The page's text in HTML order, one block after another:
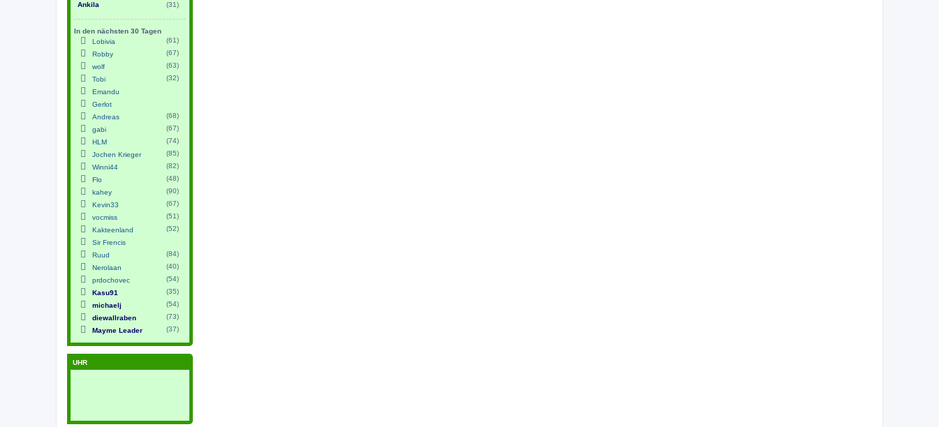
Ankila
(31)
In den nächsten 30 Tagen
Lobivia
(61)
Robby
(67)
wolf
(63)
Tobi
(32)
Emandu
Gerlot
Andreas
(68)
gabi
(67)
HLM
(74)
Jochen Krieger
(85)
Winni44
(82)
Flo
(48)
kahey
(90)
Kevin33
(67)
vocmiss
(51)
Kakteenland
(52)
Sir Frencis
Ruud
(84)
Nerolaan
(40)
prdochovec
(54)
Kasu91
(35)
michaelj
(54)
diewallraben
(73)
Mayme Leader
(37)
UHR